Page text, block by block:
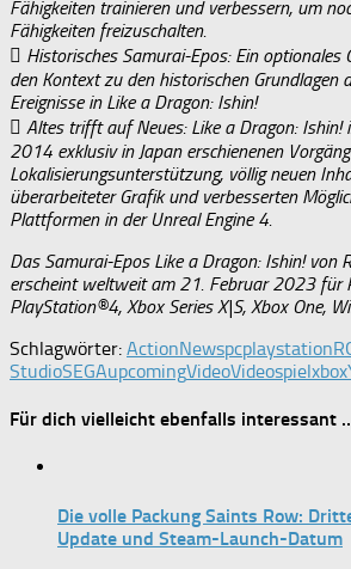
Fähigkeiten trainieren und verbessern, um
Fähigkeiten freizuschalten.
 Historisches Samurai-Epos: Ein optionales
den Kontext zu den historischen Grundlagen
Ereignisse in Like a Dragon: Ishin!
 Altes trifft auf Neues: Like a Dragon: Ishin!
2014 exklusiv in Japan erschienenen
Lokalisierungsunterstützung, völlig neuen
überarbeiteter Grafik und verbesserten
Plattformen in der Unreal Engine 4.
Das Samurai-Epos Like a Dragon: Ishin! von
erscheint weltweit am 21. Februar 2023 für
PlayStation®4, Xbox Series X|S, Xbox One,
Schlagwörter: ActionNewspcplaystation
StudioSEGAupcomingVideoVideospielxbox
Für dich vielleicht ebenfalls interessant
Die volle Packung Saints Row:
Update und Steam-Launch-Datum